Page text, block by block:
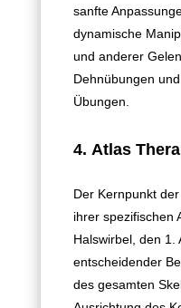
sanfte
dynamische
und anderer
Dehnübungen
Übungen.
4. Atlas
Der Kernpunkt
ihrer spezifischen
Halswirbel, den 1.
entscheidender
des gesamten